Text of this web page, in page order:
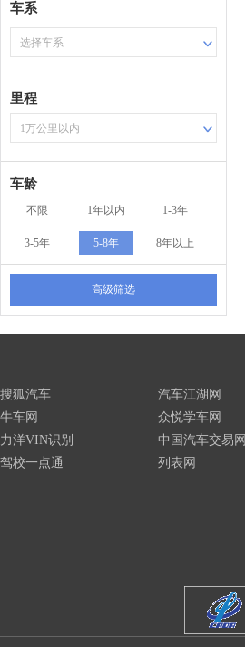
车系
选择车系
里程
1万公里以内
车龄
不限 1年以内 1-3年
3-5年 5-8年 8年以上
高级筛选
搜狐汽车
牛车网
力洋VIN识别
驾校一点通
汽车江湖网
众悦学车网
中国汽车交易网
列表网